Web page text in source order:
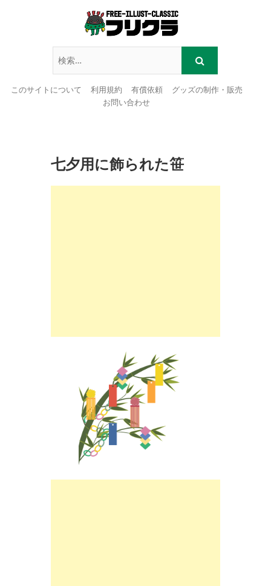
このサイトについて 利用規約 有償依頼
グッズの制作・販売
お問い合わせ
七夕用に飾られた笹